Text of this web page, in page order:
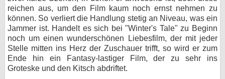
reichen aus, um den Film kaum noch ernst nehmen zu
können. So verliert die Handlung stetig an Niveau, was ein
Jammer ist. Handelt es sich bei "Winter's Tale" zu Beginn
noch um einen wunderschönen Liebesfilm, der mit jeder
Stelle mitten ins Herz der Zuschauer trifft, so wird er zum
Ende hin ein Fantasy-lastiger Film, der zu sehr ins
Groteske und den Kitsch abdriftet.